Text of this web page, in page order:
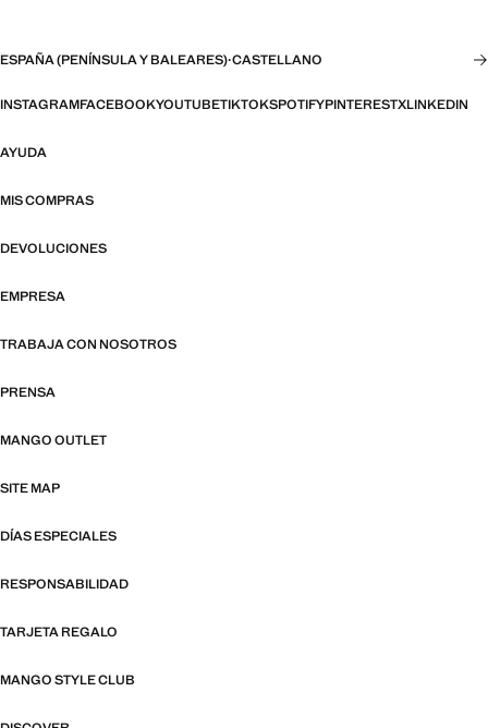
ESPAÑA (PENÍNSULA Y BALEARES)·CASTELLANO
INSTAGRAMFACEBOOKYOUTUBETIKTOKSPOTIFYPINTERESTXLINKEDIN
AYUDA
MIS COMPRAS
DEVOLUCIONES
EMPRESA
TRABAJA CON NOSOTROS
PRENSA
MANGO OUTLET
SITE MAP
DÍAS ESPECIALES
RESPONSABILIDAD
TARJETA REGALO
MANGO STYLE CLUB